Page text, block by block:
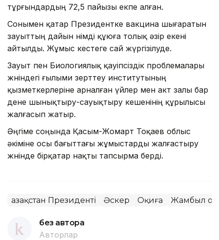
тұрғындардың 72,5 пайызы екпе алған.
Сонымен қатар Президентке вакцина шығаратын
зауыттың дайын өнімді құюға толық әзір екені
айтылды. Жұмыс кестеге сай жүргізілуде.
Зауыт пен Биологиялық қауіпсіздік проблемалары
жөніндегі ғылыми зерттеу институтының
қызметкерлеріне арналған үйлер мен акт залы бар
дене шынықтыру-сауықтыру кешенінің құрылысы
жалғасып жатыр.
Әңгіме соңында Қасым-Жомарт Тоқаев облыс
әкіміне осы бағыттағы жұмыстарды жалғастыру
жөнінде бірқатар нақты тапсырма берді.
Қазақстан Президенті Әскер Оқиға Жамбыл
без автора
Авторлар